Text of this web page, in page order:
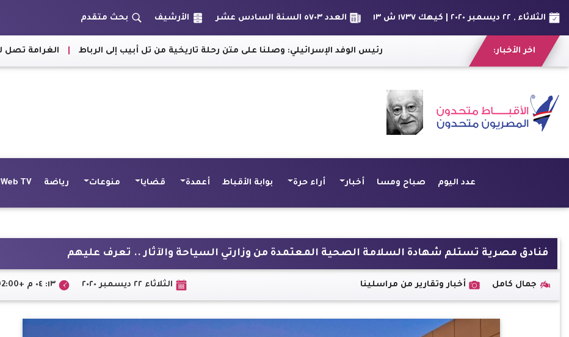
الثلاثاء , ٢٢ ديسمبر ٢٠٢٠ | كيهك ١٧٣٧ ش ١٣ العدد ٥٧٠٣ السنة السادس عشر الأرشيف بحث متقدم
اخر الأخبار: رئيس الوفد الإسرائيلي: وصلنا على متن رحلة تاريخية من تل أبيب إلى الرباط | الغرامة تصل لـ8 آلاف جنيه.. «الداخلية» تبدأ تطبيق عقوبات الملصق الإلكتروني بعد 9 أيام (تفاصيل)
عدد اليوم صباح ومسا أخبار أراء حرة بوابة الأقباط أعمدة قضايا منوعات رياضة Web TV
فنادق مصرية تستلم شهادة السلامة الصحية المعتمدة من وزارتي السياحة والآثار .. تعرف عليهم
جمال كامل أخبار وتقارير من مراسلينا الثلاثاء ٢٢ ديسمبر ٢٠٢٠ ١٣: ٠٤ م +02:00 CEST